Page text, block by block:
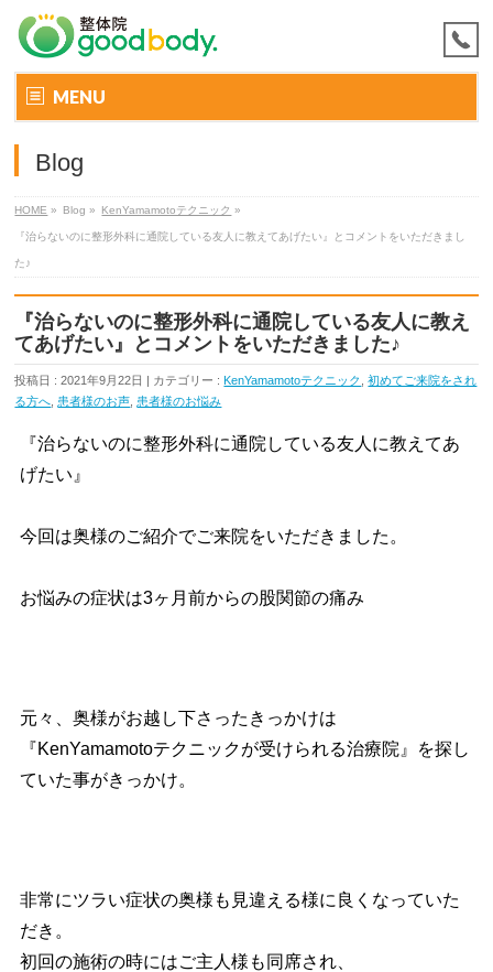
MENU
Blog
HOME » Blog » KenYamamotoテクニック »
『治らないのに整形外科に通院している友人に教えてあげたい』とコメントをいただきまし
た♪
『治らないのに整形外科に通院している友人に教え
てあげたい』とコメントをいただきました♪
投稿日 : 2021年9月22日 | カテゴリー :KenYamamotoテクニック ,初めてご来院をされ
る方へ 患者様のお声 患者様のお悩み
『治らないのに整形外科に通院している友人に教えてあ
げたい』
今回は奥様のご紹介でご来院をいただきました。
お悩みの症状は3ヶ月前からの股関節の痛み
元々、奥様がお越し下さったきっかけは
『KenYamamotoテクニックが受けられる治療院』を探し
ていた事がきっかけ。
非常にツラい症状の奥様も見違える様に良くなっていた
だき。
初回の施術の時にはご主人様も同席され、